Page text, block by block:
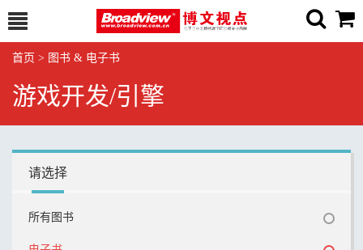
首页 > 图书 & 电子书
游戏开发/引擎
请选择
所有图书